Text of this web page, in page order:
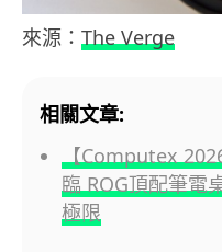
來源： The Verge
相關文章:
【Computex
臨 ROG頂配筆電
極限